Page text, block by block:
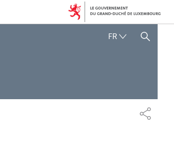
FR FRANÇAIS
AFFICHER / MASQUER